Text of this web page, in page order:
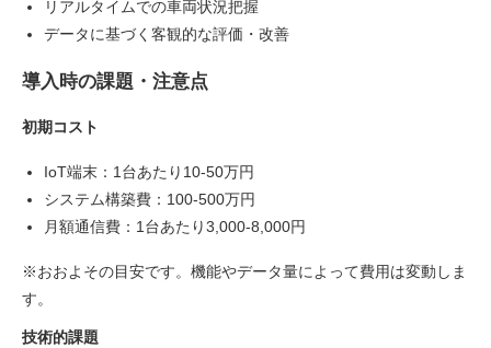
リアルタイムでの車両状況把握
データに基づく客観的な評価・改善
導入時の課題・注意点
初期コスト
IoT端末：1台あたり10-50万円
システム構築費：100-500万円
月額通信費：1台あたり3,000-8,000円
※おおよその目安です。機能やデータ量によって費用は変動しま
す。
技術的課題